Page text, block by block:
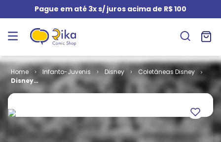
Pague em até 3x s/ juros acima de R$ 100
Infanto-Juvenis Disney
Coletâneas Disney
Disney
Superpato - O